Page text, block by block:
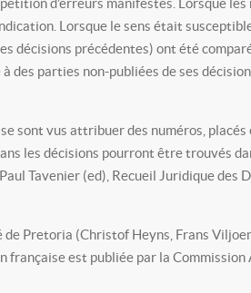
d’erreurs manifestes. Lorsque
Lorsque le sens était
décisions précédentes) ont été
des parties non-publiées de ses
sont vus attribuer des numéros,
les décisions pourront être trouvés
Tavenier (ed), Recueil Juridique des
Pretoria (Christof Heyns, Frans
est publiée par la